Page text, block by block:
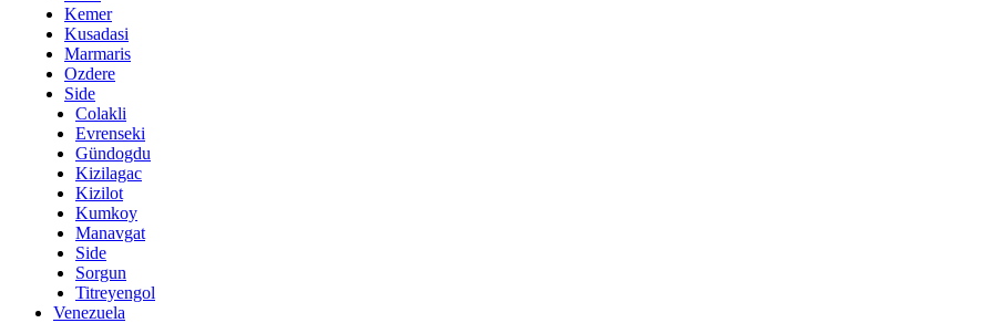
Kemer
Kusadasi
Marmaris
Ozdere
Side
Colakli
Evrenseki
Gündogdu
Kizilagac
Kizilot
Kumkoy
Manavgat
Side
Sorgun
Titreyengol
Venezuela